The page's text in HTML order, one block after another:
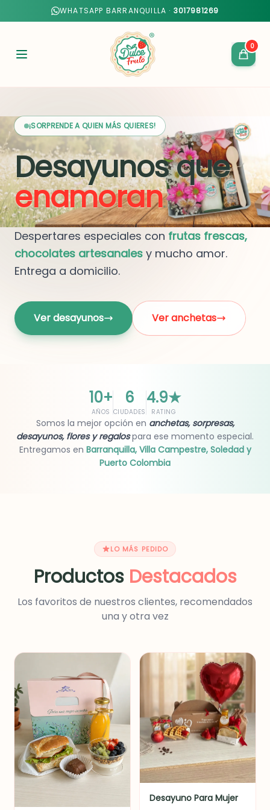
WHATSAPP BARRANQUILLA · 3017981269
0
¡SORPRENDE A QUIEN MÁS QUIERES!
Desayunos que
enamoran
Despertares especiales con frutas frescas,
chocolates artesanales y mucho amor.
Entrega a domicilio.
Ver desayunos Ver anchetas
10+
AÑOS
6
CIUDADES
4.9★
RATING
Somos la mejor opción en anchetas, sorpresas,
desayunos, flores y regalospara ese momento especial.
Entregamos en Barranquilla, Villa Campestre, Soledad y
Puerto Colombia
LO MÁS PEDIDO
Productos Destacados
Los favoritos de nuestros clientes, recomendados
una y otra vez
Desayuno Para Mujer